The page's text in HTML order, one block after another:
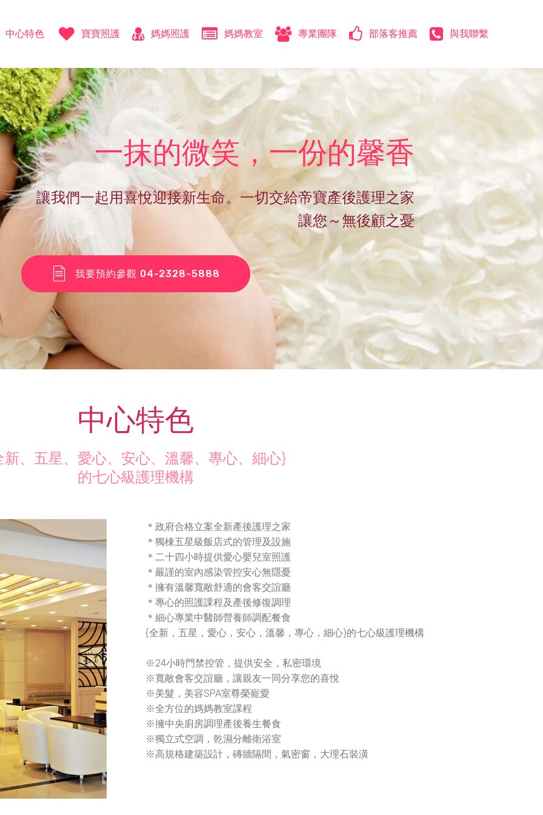
中心特色 寶寶照護 媽媽照護 媽媽教室 專業團隊 部落客推薦 與我聯繫
一抹的微笑，一份的馨香
讓我們一起用喜悅迎接新生命。一切交給帝寶產後護理之家
讓您～無後顧之憂
我要預約參觀 04-2328-5888
中心特色
新、五星、愛心、安心、溫馨、專心、細心}
的七心級護理機構
＊政府合格立案全新產後護理之家
＊獨棟五星級飯店式的管理及設施
＊二十四小時提供愛心嬰兒室照護
＊嚴謹的室內感染管控安心無隱憂
＊擁有溫馨寬敞舒適的會客交誼廳
＊專心的照護課程及產後修復調理
＊細心專業中醫師營養師調配餐食
{全新，五星，愛心，安心，溫馨，專心，細心}的七心級護理機構
※24小時門禁控管，提供安全，私密環境
※寬敞會客交誼廳，讓親友一同分享您的喜悅
※美髮，美容SPA室尊榮寵愛
※全方位的媽媽教室課程
※擁中央廚房調理產後養生餐食
※獨立式空調，乾濕分離衛浴室
※高規格建築設計，磚牆隔間，氣密窗，大理石裝潢